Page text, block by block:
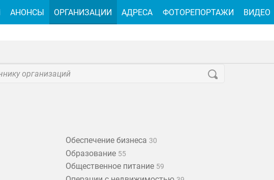
Обеспечение бизнеса 30
Образование 55
Общественное питание 59
АНОНСЫ ОРГАНИЗАЦИИ АДРЕСА ФОТОРЕПОРТАЖИ ВИДЕО